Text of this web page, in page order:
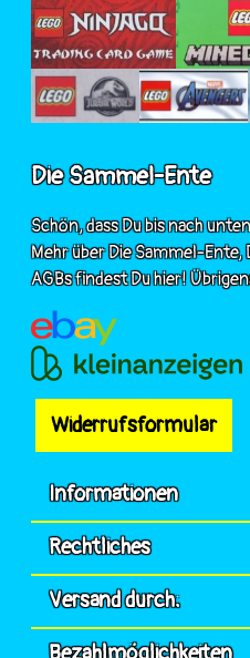
Die Sammel-Ente
Schön, dass Du bis nach
Mehr über Die Sammel-Ente,
AGBs findest Du hier!
Widerrufsformular
Informationen
Rechtliches
Versand durch: